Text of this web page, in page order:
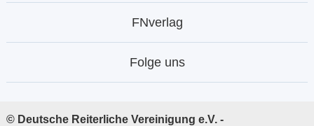
FNverlag
Folge uns
© Deutsche Reiterliche Vereinigung e.V. -